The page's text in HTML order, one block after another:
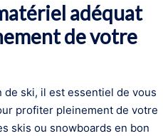
adéquat
de votre
ski, il est essentiel de vous
profiter pleinement de votre
skis ou snowboards en bon